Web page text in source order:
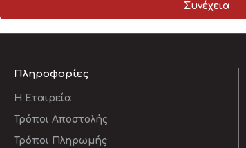
Συνέχεια
Πληροφορίες
Η Εταιρεία
Τρόποι Αποστολής
Τρόποι Πληρωμής